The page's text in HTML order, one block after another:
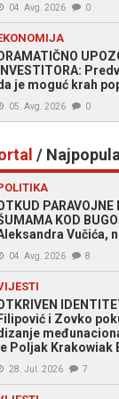
04. Avg. 2026 0
je moguć krah
05. Avg. 2026 0
/
KOD
Vučića,
04. Avg. 2026 8
i Zovko
Poljak Krakowiak
28. Jul. 2026 7